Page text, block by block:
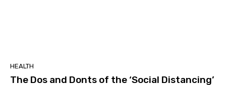
HEALTH
The Dos and Donts of the ‘Social Distancing’